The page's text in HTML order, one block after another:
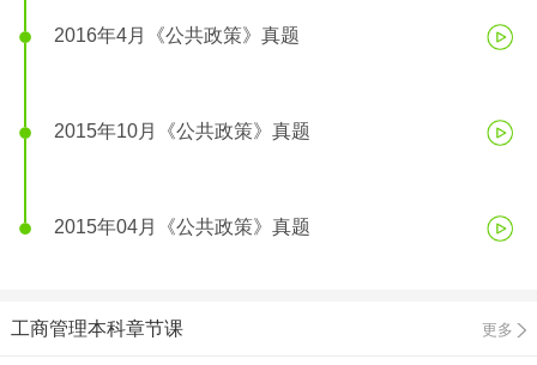
2016年4月《公共政策》真题
2015年10月《公共政策》真题
2015年04月《公共政策》真题
工商管理本科章节课 更多